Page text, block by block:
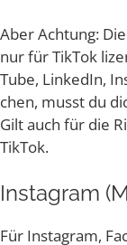
Aber Ach­tung:
nur für Tik­Tok
Tube, Lin­ke­dIn,
chen, musst du
Gilt auch für die
TikTok.
Insta­gram
Für Insta­gram,